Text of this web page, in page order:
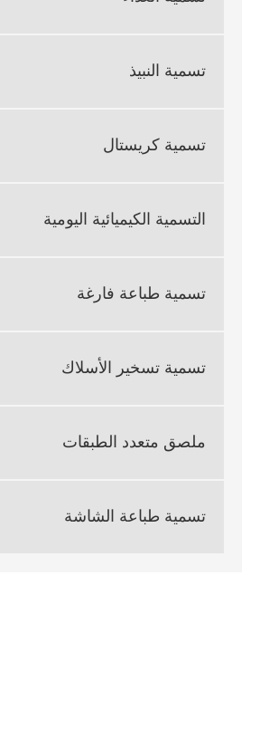
تسمية النبيذ
تسمية كريستال
التسمية الكيميائية اليومية
تسمية طباعة فارغة
تسمية تسخير الأسلاك
ملصق متعدد الطبقات
تسمية طباعة الشاشة